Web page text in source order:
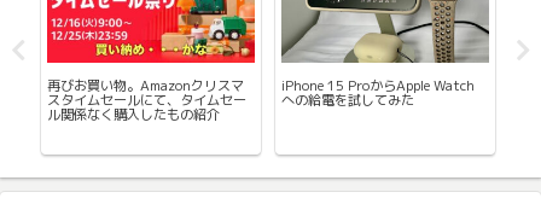
再びお買い物。Amazonクリスマ
スタイムセールにて、タイムセー
ル関係なく購入したもの紹介
iPhone 15 ProからApple Watch
への給電を試してみた